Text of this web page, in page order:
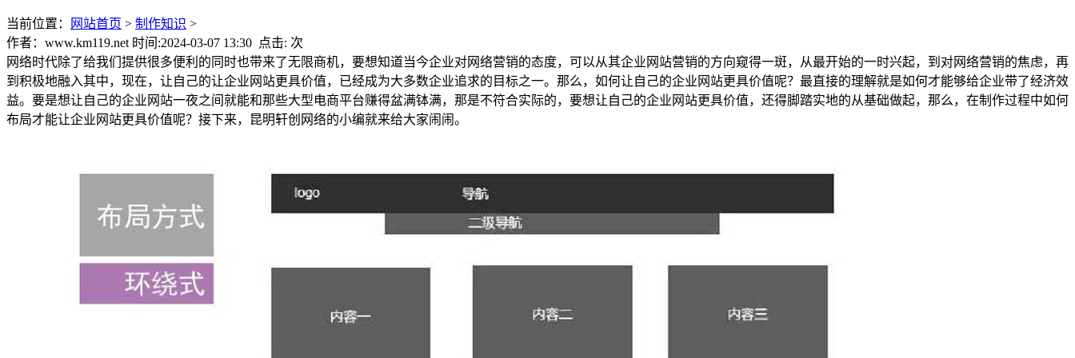
当前位置： 网站首页 > 制作知识 >
作者：www.km119.net 时间:2024-03-07 13:30 点击: 次
网络时代除了给我们提供很多便利的同时也带来了无限商机，要想知道当今企业对网络营销的态度，可以从其企业网站营销的方向窥得一斑，从最开始的一时兴起，到对网络营销的焦虑，再
到积极地融入其中，现在，让自己的让企业网站更具价值，已经成为大多数企业追求的目标之一。那么，如何让自己的企业网站更具价值呢？最直接的理解就是如何才能够给企业带了经济效
益。要是想让自己的企业网站一夜之间就能和那些大型电商平台赚得盆满钵满，那是不符合实际的，要想让自己的企业网站更具价值，还得脚踏实地的从基础做起，那么，在制作过程中如何
布局才能让企业网站更具价值呢？接下来，昆明轩创网络的小编就来给大家闹闹。